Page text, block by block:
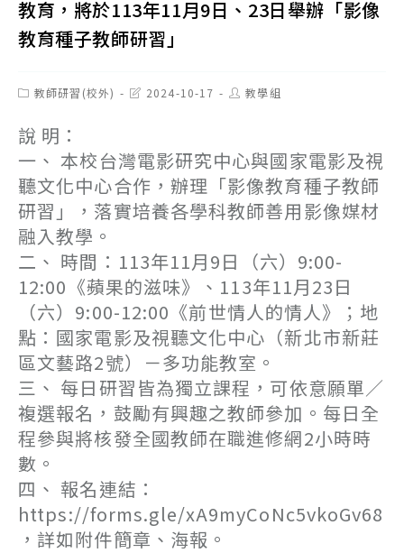
教育，將於113年11月9日、23日舉辦「影像
教育種子教師研習」
Post教師研習(校外)
Post2024-10-17
Post教學組
說 明：
一、 本校台灣電影研究中心與國家電影及視
聽文化中心合作，辦理「影像教育種子教師
研習」，落實培養各學科教師善用影像媒材
融入教學。
二、 時間：113年11月9日（六）9:00-
12:00《蘋果的滋味》、113年11月23日
（六）9:00-12:00《前世情人的情人》；地
點：國家電影及視聽文化中心（新北市新莊
區文藝路2號）－多功能教室。
三、 每日研習皆為獨立課程，可依意願單／
複選報名，鼓勵有興趣之教師參加。每日全
程參與將核發全國教師在職進修網2小時時
數。
四、 報名連結：
https://forms.gle/xA9myCoNc5vkoGv68
，詳如附件簡章、海報。